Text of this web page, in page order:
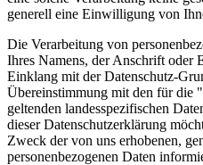
generell eine Einwilligung von
Die Verarbeitung von
Ihres Namens, der Anschrift oder
Einklang mit der Datenschutz-
Übereinstimmung mit den für
geltenden landesspezifischen
dieser Datenschutzerklärung
Zweck der von uns erhobenen,
personenbezogenen Daten